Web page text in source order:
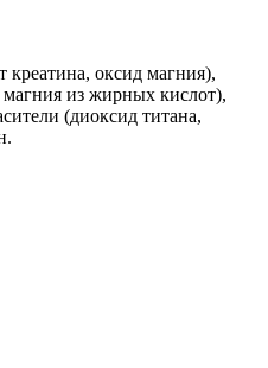
креатина, оксид магния),
из жирных кислот),
(диоксид титана,